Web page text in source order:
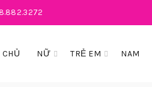
CHỦ NỮ TRẺ EM NAM